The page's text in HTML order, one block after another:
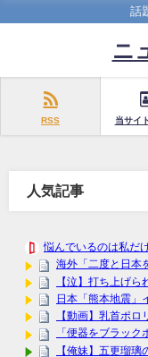
話
ニ
RSS 当サイ
人気記事